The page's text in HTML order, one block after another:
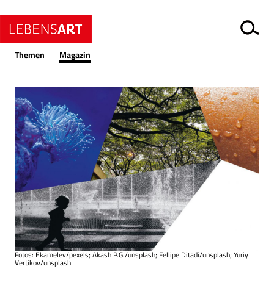
Themen Magazin
Fotos: Ekamelev/pexels; Akash P.G./unsplash; Fellipe Ditadi/unsplash; Yuriy
Vertikov/unsplash